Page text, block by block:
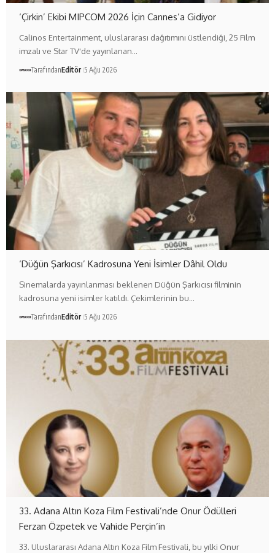
‘Çirkin’ Ekibi MIPCOM 2026 İçin Cannes’a Gidiyor
Calinos Entertainment, uluslararası dağıtımını üstlendiği, 25 Film
imzalı ve Star TV'de yayınlanan…
TarafındanEditör 5 Ağu 2026
‘Düğün Şarkıcısı’ Kadrosuna Yeni İsimler Dâhil Oldu
Sinemalarda yayınlanması beklenen Düğün Şarkıcısı filminin
kadrosuna yeni isimler katıldı. Çekimlerinin bu…
TarafındanEditör 5 Ağu 2026
33. Adana Altın Koza Film Festivali’nde Onur Ödülleri
Ferzan Özpetek ve Vahide Perçin’in
33. Uluslararası Adana Altın Koza Film Festivali, bu yılki Onur